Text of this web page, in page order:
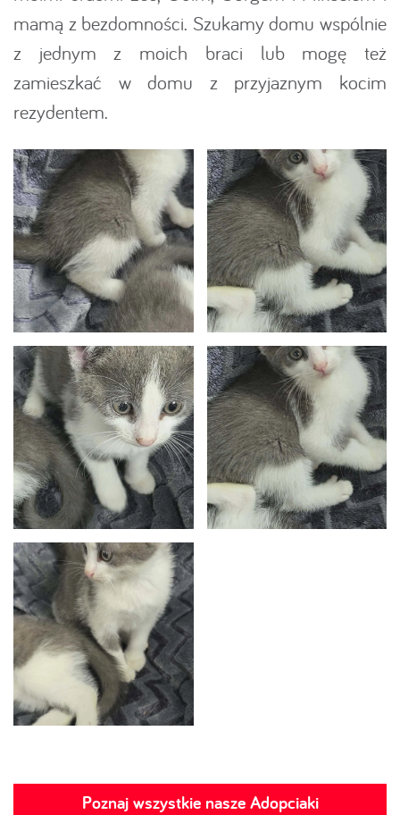
mamą z bezdomności. Szukamy domu wspólnie
z jednym z moich braci lub mogę też
zamieszkać w domu z przyjaznym kocim
rezydentem.
Poznaj wszystkie nasze Adopciaki